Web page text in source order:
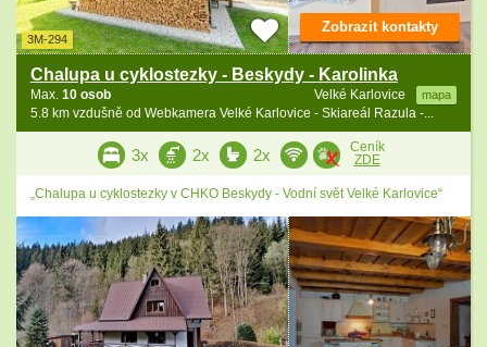
3M-294
Chalupa u cyklostezky - Beskydy - Karolinka
Velké Karlovice mapa
Max. 10 osob
5.8 km vzdušně od Webkamera Velké Karlovice - Skiareál Razula -...
Zobrazit kontakty
3x 2x 2x
Ceník
ZDE
„Chalupa u cyklostezky v CHKO Beskydy - Vodní svět Velké Karlovice“